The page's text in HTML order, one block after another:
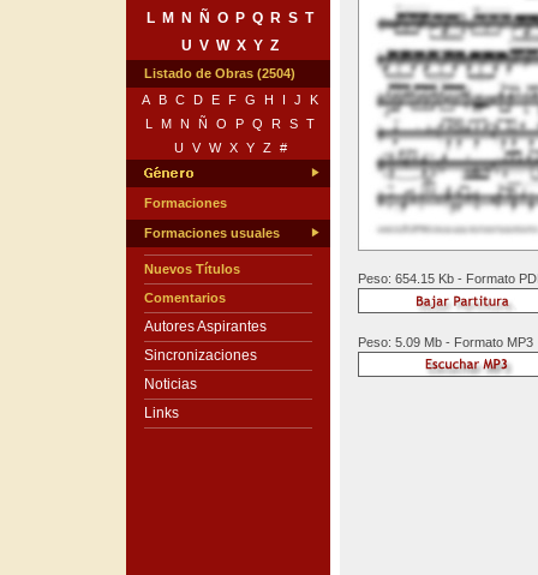
L
M N Ñ O P Q R S T
U V W X Y Z
Listado de Obras (2504)
A
B C D E F G H I J
K
L
M N Ñ O P Q R S T
U
V W X Y Z #
Formaciones
Formaciones usuales
Nuevos Títulos
Comentarios
Autores Aspirantes
Sincronizaciones
Noticias
Links
Peso: 654.15 Kb - Formato
Peso: 5.09 Mb - Formato MP3